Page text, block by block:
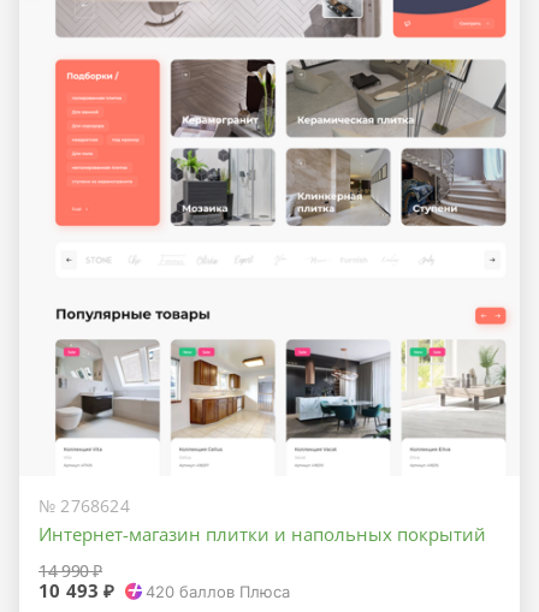
№ 2768624
Интернет-магазин плитки и напольных покрытий
14 990 ₽
10 493 ₽ 420баллов Плюса